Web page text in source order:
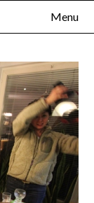
Menu